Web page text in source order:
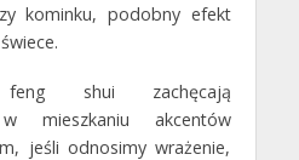
kominku, podobny efekt
shui zachęcają
mieszkaniu akcentów
jeśli odnosimy wrażenie,